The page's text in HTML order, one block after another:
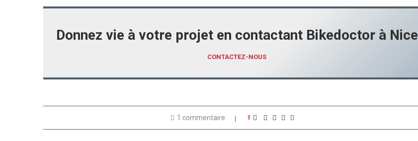
Donnez vie à votre projet en contactant Bikedoctor à Nice
CONTACTEZ-NOUS
1 commentaire 1